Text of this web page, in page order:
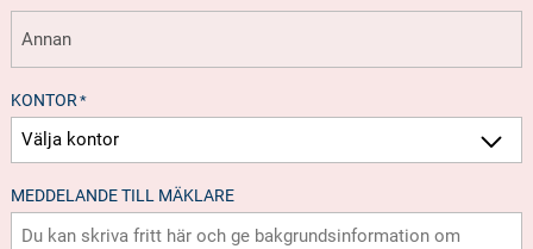
KONTOR *
MEDDELANDE TILL MÄKLARE